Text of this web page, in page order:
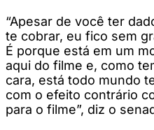
“Apesar de você ter
te cobrar, eu fico sem
É porque está em um
aqui do filme e, como
cara, está todo mundo
com o efeito contrário
para o filme”, diz o